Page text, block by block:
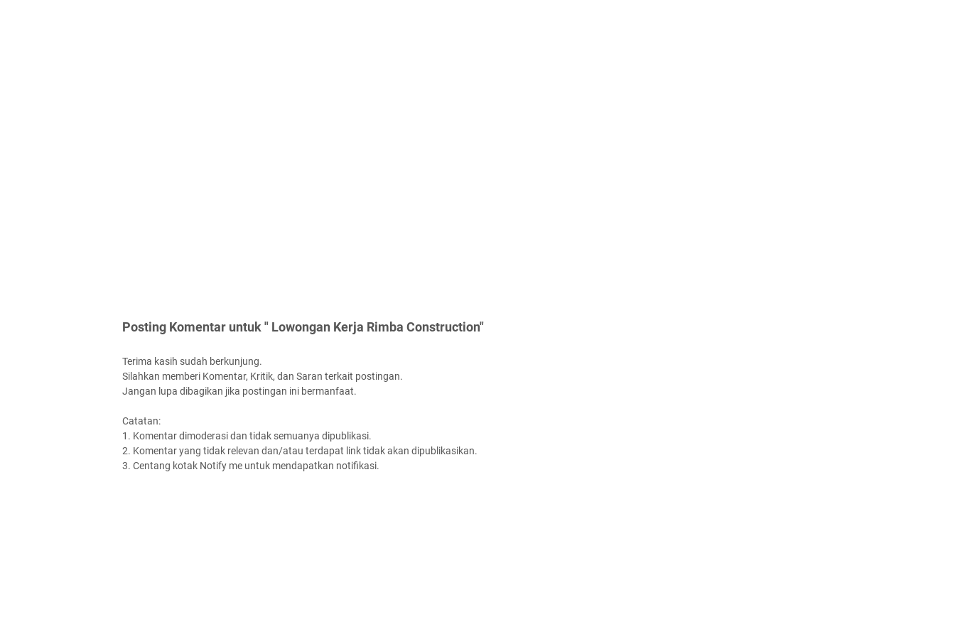
Posting Komentar untuk " Lowongan Kerja Rimba Construction"
Terima kasih sudah berkunjung.
Silahkan memberi Komentar, Kritik, dan Saran terkait postingan.
Jangan lupa dibagikan jika postingan ini bermanfaat.
Catatan:
1. Komentar dimoderasi dan tidak semuanya dipublikasi.
2. Komentar yang tidak relevan dan/atau terdapat link tidak akan dipublikasikan.
3. Centang kotak Notify me untuk mendapatkan notifikasi.